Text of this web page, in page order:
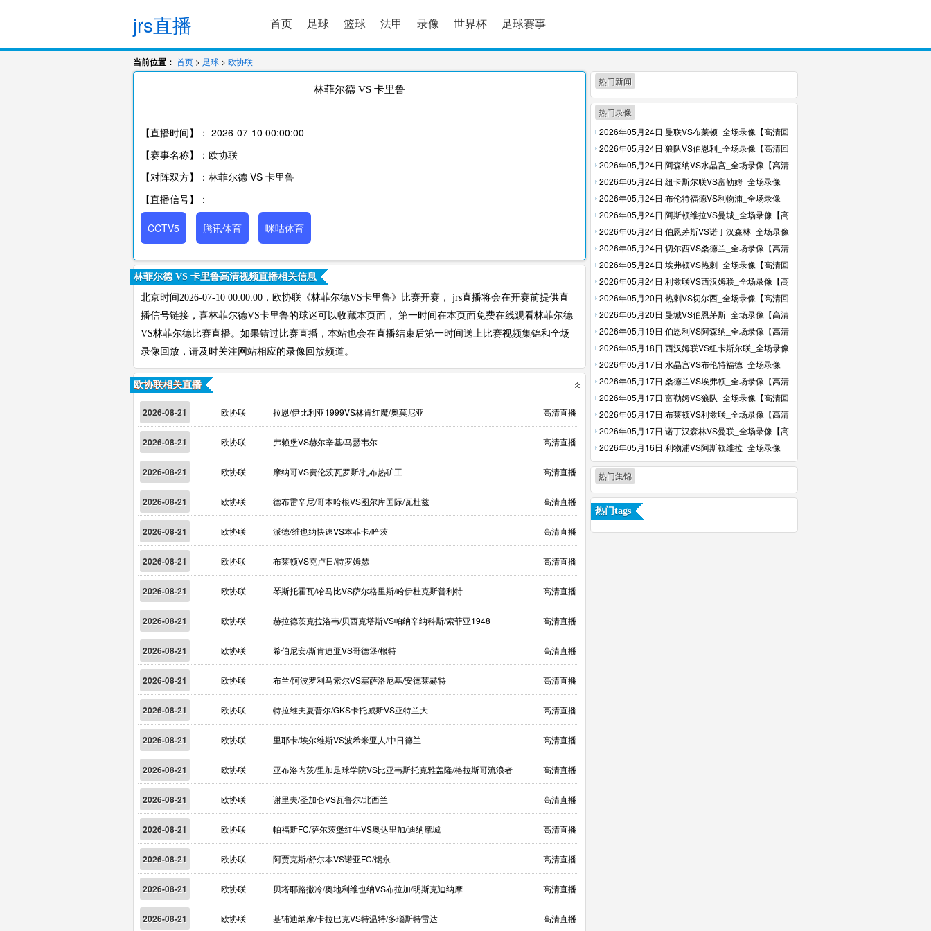
jrs直播 首页 足球 篮球 法甲 录像 世界杯 足球赛事
当前位置： 首页 > 足球 > 欧协联
林菲尔德 VS 卡里鲁
【直播时间】： 2026-07-10 00:00:00
【赛事名称】：欧协联
【对阵双方】：林菲尔德 VS 卡里鲁
【直播信号】：
CCTV5 腾讯体育 咪咕体育
林菲尔德 VS 卡里鲁高清视频直播相关信息
北京时间2026-07-10 00:00:00，欧协联《林菲尔德VS卡里鲁》比赛开赛， jrs直播将会在开赛前提供直
播信号链接，喜林菲尔德VS卡里鲁的球迷可以收藏本页面， 第一时间在本页面免费在线观看林菲尔德
VS林菲尔德比赛直播。如果错过比赛直播，本站也会在直播结束后第一时间送上比赛视频集锦和全场
录像回放，请及时关注网站相应的录像回放频道。
欧协联相关直播
2026-08-21 欧协联 拉恩/伊比利亚1999VS林肯红魔/奥莫尼亚 高清直播
2026-08-21 欧协联 弗赖堡VS赫尔辛基/马瑟韦尔 高清直播
2026-08-21 欧协联 摩纳哥VS费伦茨瓦罗斯/扎布热矿工 高清直播
2026-08-21 欧协联 德布雷辛尼/哥本哈根VS图尔库国际/瓦杜兹 高清直播
2026-08-21 欧协联 派德/维也纳快速VS本菲卡/哈茨 高清直播
2026-08-21 欧协联 布莱顿VS克卢日/特罗姆瑟 高清直播
2026-08-21 欧协联 琴斯托霍瓦/哈马比VS萨尔格里斯/哈伊杜克斯普利特 高清直播
2026-08-21 欧协联 赫拉德茨克拉洛韦/贝西克塔斯VS帕纳辛纳科斯/索菲亚1948 高清直播
2026-08-21 欧协联 希伯尼安/斯肯迪亚VS哥德堡/根特 高清直播
2026-08-21 欧协联 布兰/阿波罗利马索尔VS塞萨洛尼基/安德莱赫特 高清直播
2026-08-21 欧协联 特拉维夫夏普尔/GKS卡托威斯VS亚特兰大 高清直播
2026-08-21 欧协联 里耶卡/埃尔维斯VS波希米亚人/中日德兰 高清直播
2026-08-21 欧协联 亚布洛内茨/里加足球学院VS比亚韦斯托克雅盖隆/格拉斯哥流浪者 高清直播
2026-08-21 欧协联 谢里夫/圣加仑VS瓦鲁尔/北西兰 高清直播
2026-08-21 欧协联 帕福斯FC/萨尔茨堡红牛VS奥达里加/迪纳摩城 高清直播
2026-08-21 欧协联 阿贾克斯/舒尔本VS诺亚FC/锡永 高清直播
2026-08-21 欧协联 贝塔耶路撒冷/奥地利维也纳VS布拉加/明斯克迪纳摩 高清直播
2026-08-21 欧协联 基辅迪纳摩/卡拉巴克VS特温特/多瑙斯特雷达 高清直播
热门新闻
热门录像
2026年05月24日 曼联VS布莱顿_全场录像【高清回
放】
2026年05月24日 狼队VS伯恩利_全场录像【高清回
放】
2026年05月24日 阿森纳VS水晶宫_全场录像【高清
回放】
2026年05月24日 纽卡斯尔联VS富勒姆_全场录像
【高清回放】
2026年05月24日 布伦特福德VS利物浦_全场录像
【高清回放】
2026年05月24日 阿斯顿维拉VS曼城_全场录像【高
清回放】
2026年05月24日 伯恩茅斯VS诺丁汉森林_全场录像
【高清回放】
2026年05月24日 切尔西VS桑德兰_全场录像【高清
回放】
2026年05月24日 埃弗顿VS热刺_全场录像【高清回
放】
2026年05月24日 利兹联VS西汉姆联_全场录像【高
清回放】
2026年05月20日 热刺VS切尔西_全场录像【高清回
放】
2026年05月20日 曼城VS伯恩茅斯_全场录像【高清
回放】
2026年05月19日 伯恩利VS阿森纳_全场录像【高清
回放】
2026年05月18日 西汉姆联VS纽卡斯尔联_全场录像
【高清回放】
2026年05月17日 水晶宫VS布伦特福德_全场录像
【高清回放】
2026年05月17日 桑德兰VS埃弗顿_全场录像【高清
回放】
2026年05月17日 富勒姆VS狼队_全场录像【高清回
放】
2026年05月17日 布莱顿VS利兹联_全场录像【高清
回放】
2026年05月17日 诺丁汉森林VS曼联_全场录像【高
清回放】
2026年05月16日 利物浦VS阿斯顿维拉_全场录像
【高清回放】
热门集锦
热门tags